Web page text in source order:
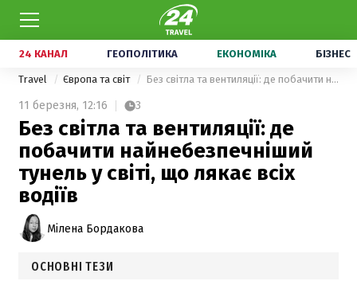
24 КАНАЛ ГЕОПОЛІТИКА ЕКОНОМІКА БІЗНЕС
Travel Європа та світ Без світла та вентиляції: де побачити найнебезпечніший тунель у світі, що лякає всіх водіїв
11 березня, 12:16 3
Без світла та вентиляції: де
побачити найнебезпечніший
тунель у світі, що лякає всіх
водіїв
Мілена Бордакова
ОСНОВНІ ТЕЗИ